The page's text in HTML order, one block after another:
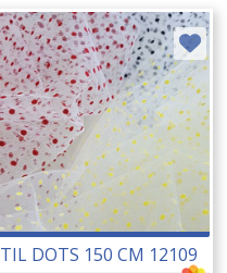
TIL DOTS 150 CM 12109